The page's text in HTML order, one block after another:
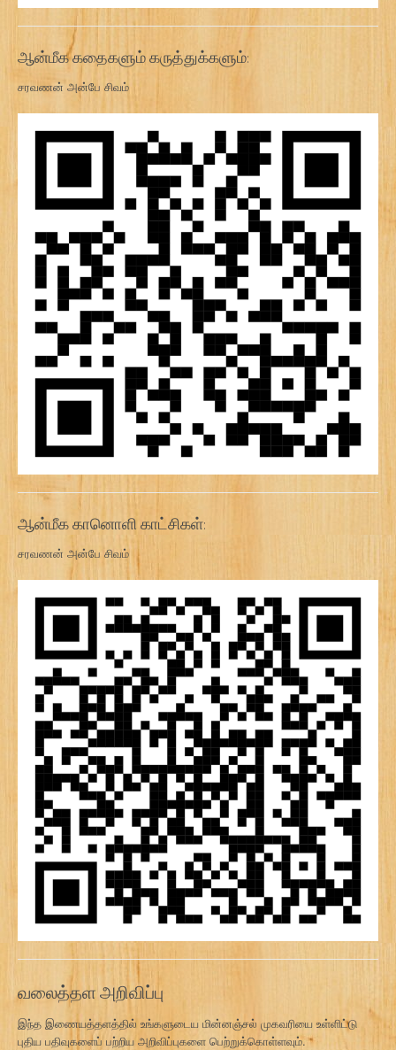
ஆன்மீக கதைகளும் கருத்துக்களும்:
சரவணன் அன்பே சிவம்
ஆன்மீக கானொளி காட்சிகள்:
சரவணன் அன்பே சிவம்
வலைத்தள அறிவிப்பு
இந்த இணையத்தளத்தில் உங்களுடைய மின்னஞ்சல் முகவரியை உள்ளிட்டு
புதிய பதிவுகளைப் பற்றிய அறிவிப்புகளை பெற்றுக்கொள்ளவும்.